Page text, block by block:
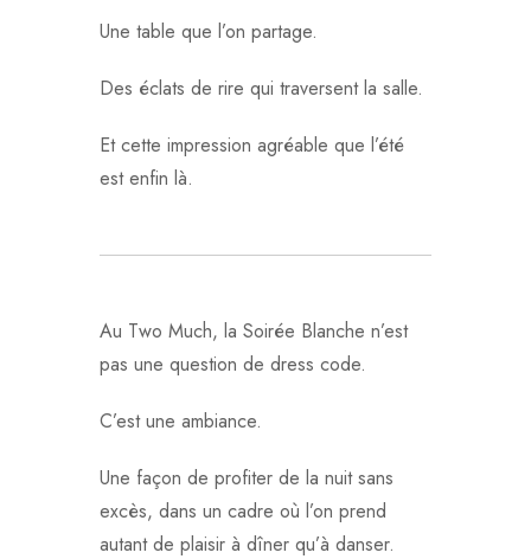
Une table que l’on partage.
Des éclats de rire qui traversent la salle.
Et cette impression agréable que l’été
est enfin là.
Au Two Much, la Soirée Blanche n’est
pas une question de dress code.
C’est une ambiance.
Une façon de profiter de la nuit sans
excès, dans un cadre où l’on prend
autant de plaisir à dîner qu’à danser.